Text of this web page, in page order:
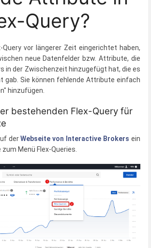
Query?
Query vor längerer Zeit eingerichtet haben,
neue Datenfelder bzw. Attribute, die
in der Zwischenzeit hinzugefügt hat, die es
gab. Sie können fehlende Attribute einfach
hinzufügen.
bestehenden Flex-Query für
derWebseite von Interactive Brokers ein
Menü Flex-Queries.